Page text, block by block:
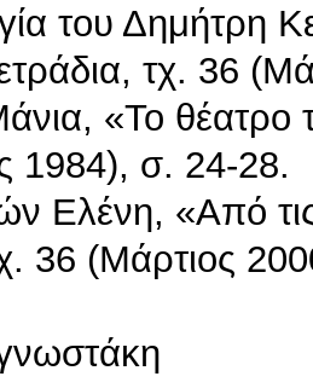
του Δημήτρη
τχ. 36
«Το θέατρο
1984), σ. 24-28.
Ελένη, «Από
36 (Μάρτιος